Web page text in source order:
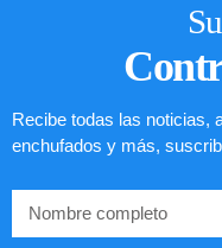
Preguntas
LEER ARTÍCULO...
Recibe todas las noticias,
enchufados y más,